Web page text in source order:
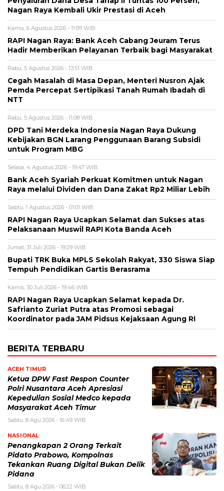
Nagan Raya Kembali Ukir Prestasi di Aceh
Kamis, 6 Agustus 2026 - 11:09 WIB
RAPI Nagan Raya: Bank Aceh Cabang Jeuram Terus
Hadir Memberikan Pelayanan Terbaik bagi Masyarakat
Rabu, 5 Agustus 2026 - 13:51 WIB
Cegah Masalah di Masa Depan, Menteri Nusron Ajak
Pemda Percepat Sertipikasi Tanah Rumah Ibadah di
NTT
Rabu, 5 Agustus 2026 - 11:08 WIB
DPD Tani Merdeka Indonesia Nagan Raya Dukung
Kebijakan BGN Larang Penggunaan Barang Subsidi
untuk Program MBG
Selasa, 4 Agustus 2026 - 19:47 WIB
Bank Aceh Syariah Perkuat Komitmen untuk Nagan
Raya melalui Dividen dan Dana Zakat Rp2 Miliar Lebih
Sabtu, 1 Agustus 2026 - 01:01 WIB
RAPI Nagan Raya Ucapkan Selamat dan Sukses atas
Pelaksanaan Muswil RAPI Kota Banda Aceh
Jumat, 31 Juli 2026 - 19:29 WIB
Bupati TRK Buka MPLS Sekolah Rakyat, 330 Siswa Siap
Tempuh Pendidikan Gartis Berasrama
Kamis, 30 Juli 2026 - 19:46 WIB
RAPI Nagan Raya Ucapkan Selamat kepada Dr.
Safrianto Zuriat Putra atas Promosi sebagai
Koordinator pada JAM Pidsus Kejaksaan Agung RI
BERITA TERBARU
ACEH TIMUR
Ketua DPW Fast Respon Counter
Polri Nusantara Aceh Apresiasi
Kepedulian Sosial Medco kepada
Masyarakat Aceh Timur
Sabtu, 8 Agu 2026 - 16:49 WIB
NASIONAL
Penangkapan 2 Orang Terkait
Pidato Prabowo, Kompolnas
Tekankan Ruang Digital Bukan Delik
Pidana
Sabtu, 8 Agu 2026 - 06:22 WIB